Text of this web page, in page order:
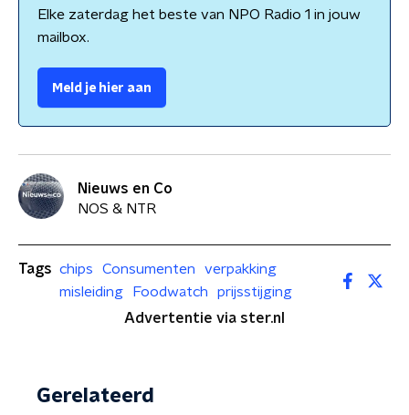
Elke zaterdag het beste van NPO Radio 1 in jouw
mailbox.
Meld je hier aan
Nieuws en Co
NOS & NTR
Tags chips Consumenten
verpakking
misleiding
Foodwatch
prijsstijging
Advertentie via ster.nl
Gerelateerd